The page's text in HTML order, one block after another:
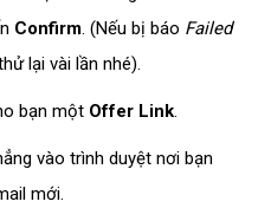
Confirm . (Nếu bị báo Failed
lại vài lần nhé).
bạn một Offer Link
vào trình duyệt nơi bạn
mới.